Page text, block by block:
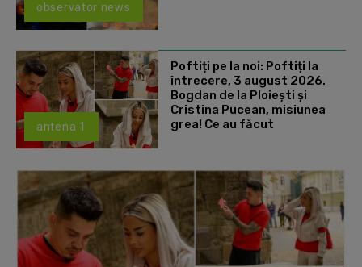
observator news
antena 1
Poftiți pe la noi: Poftiți la
întrecere, 3 august 2026.
Bogdan de la Ploiești și
Cristina Pucean, misiunea
grea! Ce au făcut